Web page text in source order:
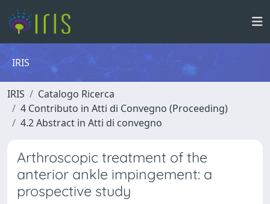
IRIS
IRIS
Catalogo Ricerca
4 Contributo in Atti di Convegno (Proceeding)
4.2 Abstract in Atti di convegno
Arthroscopic treatment of the
anterior ankle impingement: a
prospective study